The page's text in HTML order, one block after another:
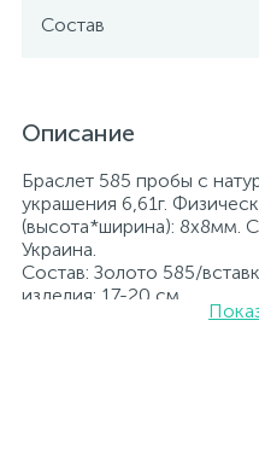
Состав
Описание
Браслет 585 пробы с
украшения 6,61г.
(высота*ширина): 8x8мм.
Украина.
Состав: Золото 585/
изделия: 17-20 см